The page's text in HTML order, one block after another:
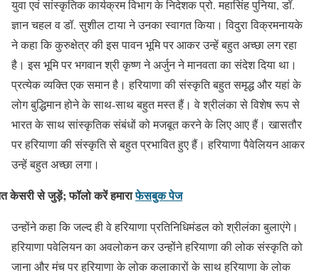
युवा एवं सांस्कृतिक कार्यक्रम विभाग के निदेशक प्रो. महासिंह पुनिया, डॉ.
ज्ञान चहल व डॉ. सुशील टाया ने उनका स्वागत किया। विदुरा विक्रमनायके
ने कहा कि कुरुक्षेत्र की इस पावन भूमि पर आकर उन्हें बहुत अच्छा लग रहा
है। इस भूमि पर भगवान श्री कृष्ण ने अर्जुन ने मानवता का संदेश दिया था।
प्रत्येक व्यक्ति एक समान है। हरियाणा की संस्कृति बहुत समृद्ध और यहां के
लोग बुद्धिमान होने के साथ-साथ बहुत मस्त हैं। वे श्रीलंका से विशेष रूप से
भारत के साथ सांस्कृतिक संबंधों को मजबूत करने के लिए आए हैं। खासतौर
पर हरियाणा की संस्कृति से बहुत प्रभावित हुए हैं। हरियाणा पैवेलियन आकर
उन्हें बहुत अच्छा लगा।
केसरी से जुड़ें; फॉलो करें हमाराफेसबुक पेज
उन्होंने कहा कि जल्द ही वे हरियाणा प्रतिनिधिमंडल को श्रीलंका बुलाएंगे।
हरियाणा पवेलियन का अवलोकन कर उन्होंने हरियाणा की लोक संस्कृति को
जाना और मंच पर हरियाणा के लोक कलाकारों के साथ हरियाणा के लोक